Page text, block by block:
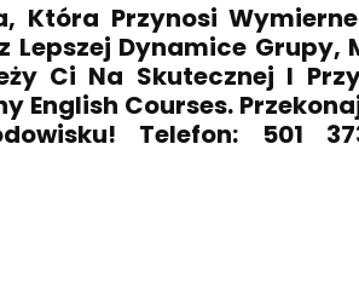
Która Przynosi
Dynamice Grupy,
Ci Na Skutecznej I
English Courses.
Telefon: 501